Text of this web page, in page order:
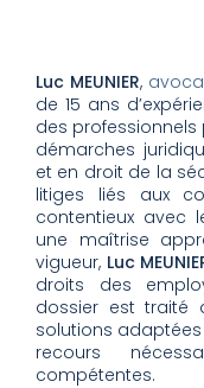
Luc MEUNIER,
de 15 ans
des
démarches
et en droit de la
litiges liés aux
contentieux avec
une maîtrise
vigueur, Luc
droits des
dossier est traité
solutions
recours
compétentes.